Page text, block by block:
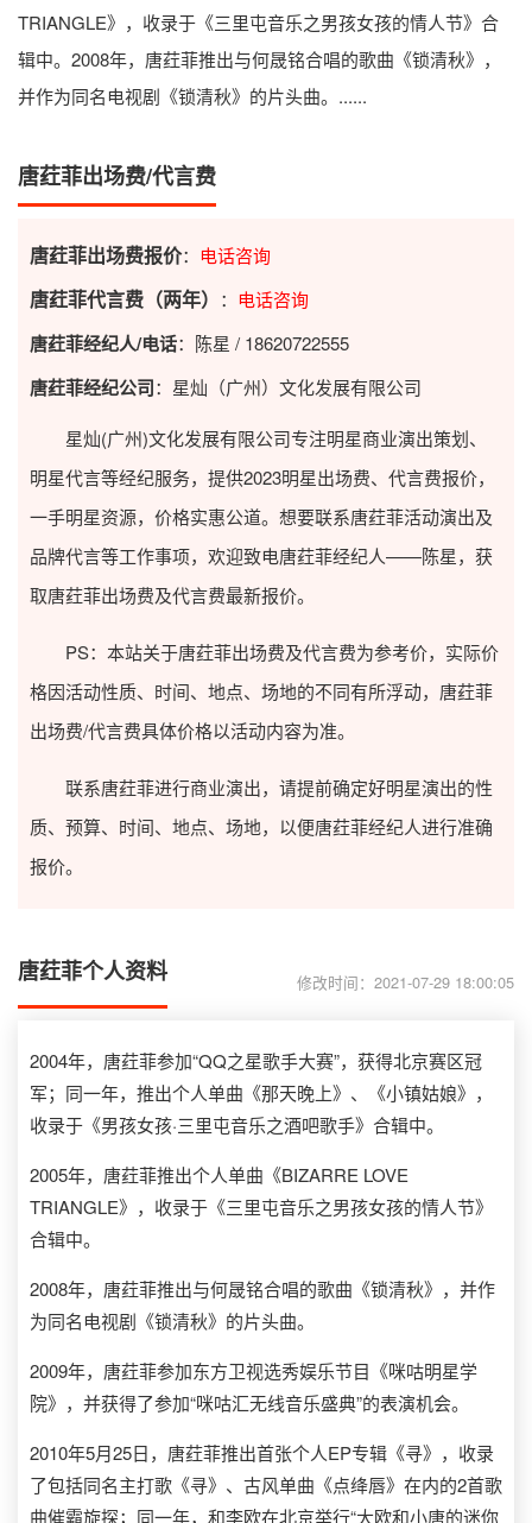
TRIANGLE》，收录于《三里屯音乐之男孩女孩的情人节》合
辑中。2008年，唐荭菲推出与何晟铭合唱的歌曲《锁清秋》，
并作为同名电视剧《锁清秋》的片头曲。......
唐荭菲出场费/代言费
唐荭菲出场费报价： 电话咨询
唐荭菲代言费（两年） ： 电话咨询
唐荭菲经纪人/电话：陈星 / 18620722555
唐荭菲经纪公司：星灿（广州）文化发展有限公司
星灿(广州)文化发展有限公司专注明星商业演出策划、
明星代言等经纪服务，提供2023明星出场费、代言费报价，
一手明星资源，价格实惠公道。想要联系唐荭菲活动演出及
品牌代言等工作事项，欢迎致电唐荭菲经纪人——陈星，获
取唐荭菲出场费及代言费最新报价。
PS：本站关于唐荭菲出场费及代言费为参考价，实际价
格因活动性质、时间、地点、场地的不同有所浮动，唐荭菲
出场费/代言费具体价格以活动内容为准。
联系唐荭菲进行商业演出，请提前确定好明星演出的性
质、预算、时间、地点、场地，以便唐荭菲经纪人进行准确
报价。
唐荭菲个人资料 修改时间：2021-07-29 18:00:05
2004年，唐荭菲参加“QQ之星歌手大赛”，获得北京赛区冠
军；同一年，推出个人单曲《那天晚上》、《小镇姑娘》，
收录于《男孩女孩·三里屯音乐之酒吧歌手》合辑中。
2005年，唐荭菲推出个人单曲《BIZARRE LOVE
TRIANGLE》，收录于《三里屯音乐之男孩女孩的情人节》
合辑中。
2008年，唐荭菲推出与何晟铭合唱的歌曲《锁清秋》，并作
为同名电视剧《锁清秋》的片头曲。
2009年，唐荭菲参加东方卫视选秀娱乐节目《咪咕明星学
院》，并获得了参加“咪咕汇无线音乐盛典”的表演机会。
2010年5月25日，唐荭菲推出首张个人EP专辑《寻》，收录
了包括同名主打歌《寻》、古风单曲《点绛唇》在内的2首歌
曲催霸旋探；同一年，和李欧在北京举行“大欧和小唐的迷你